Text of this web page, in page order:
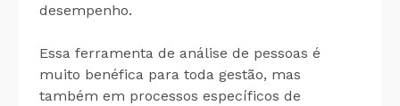
desempenho.
Essa ferramenta de análise de pessoas é
muito benéfica para toda gestão, mas
também em processos específicos de